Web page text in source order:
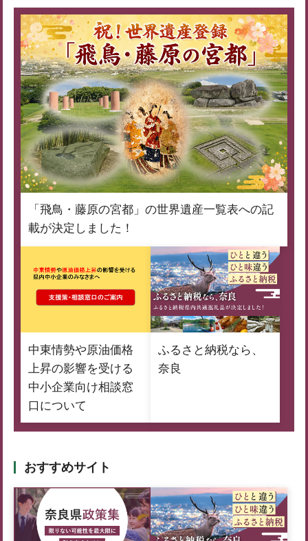
「飛鳥・藤原の宮都」の世界遺産一覧表への記
載が決定しました！
中東情勢や原油価格
上昇の影響を受ける
中小企業向け相談窓
口について
ふるさと納税なら、
奈良
おすすめサイト